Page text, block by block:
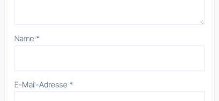
Name*
E-Mail-Adresse*